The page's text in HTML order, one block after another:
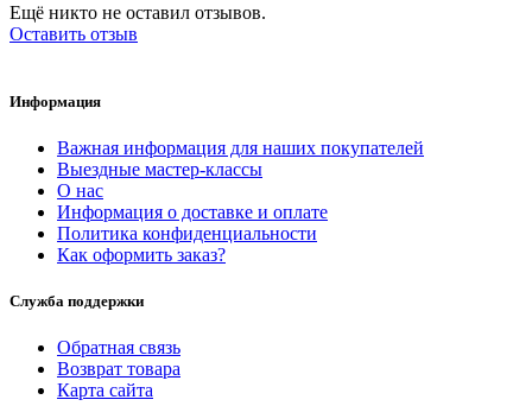
Ещё никто не оставил отзывов.
Оставить отзыв
Информация
Важная информация для наших покупателей
Выездные мастер-классы
О нас
Информация о доставке и оплате
Политика конфиденциальности
Как оформить заказ?
Служба поддержки
Обратная связь
Возврат товара
Карта сайта